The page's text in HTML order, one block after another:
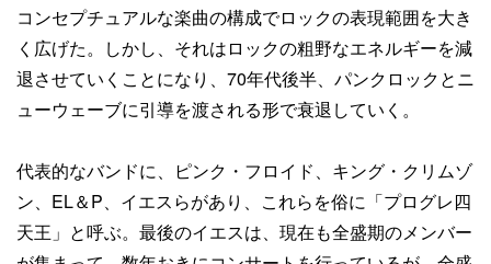
コンセプチュアルな楽曲の構成でロックの表現範囲を大き
く広げた。しかし、それはロックの粗野なエネルギーを減
退させていくことになり、70年代後半、パンクロックとニ
ューウェーブに引導を渡される形で衰退していく。
代表的なバンドに、ピンク・フロイド、キング・クリムゾ
ン、EL＆P、イエスらがあり、これらを俗に「プログレ四
天王」と呼ぶ。最後のイエスは、現在も全盛期のメンバー